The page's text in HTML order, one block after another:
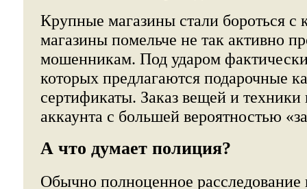
Крупные магазины стали бороться с
магазины помельче не так активно
мошенникам. Под ударом
которых предлагаются подарочные
сертификаты. Заказ вещей и
аккаунта с большей вероятностью
А что думает полиция?
Обычно полноценное расследование